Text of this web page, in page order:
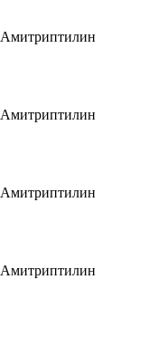
Амитриптилин
Амитриптилин
Амитриптилин
Амитриптилин